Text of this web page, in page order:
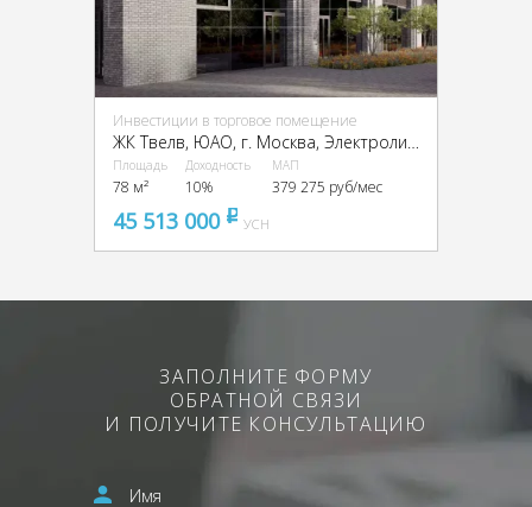
Инвестиции в торговое помещение
ЖК Твелв, ЮАО, г. Москва, Электролитный пр-д, 12Б
Площадь
78 м²
Доходность
10%
МАП
379 275 руб/мес
45 513 000 pуб
УСН
ЗАПОЛНИТЕ ФОРМУ
ОБРАТНОЙ СВЯЗИ
И ПОЛУЧИТЕ КОНСУЛЬТАЦИЮ